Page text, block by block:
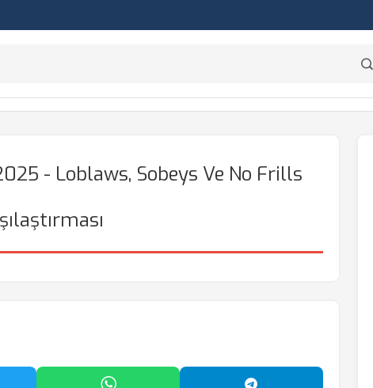
- Loblaws, Sobeys Ve No Frills